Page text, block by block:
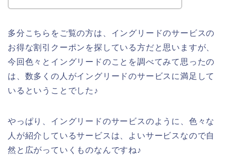
多分こちらをご覧の方は、イングリードのサービスの
お得な割引クーポンを探している方だと思いますが、
今回色々とイングリードのことを調べてみて思ったの
は、数多くの人がイングリードのサービスに満足して
いるということでした♪
やっぱり、イングリードのサービスのように、色々な
人が紹介しているサービスは、よいサービスなので自
然と広がっていくものなんですね♪